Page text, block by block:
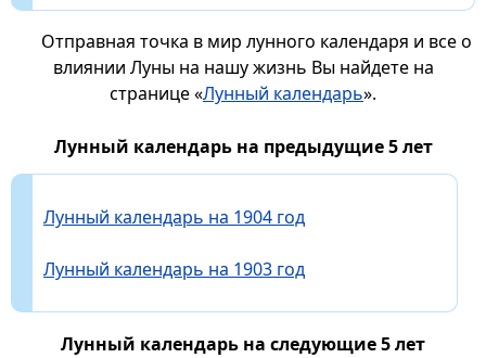
Отправная точка в мир лунного календаря и все о
влиянии Луны на нашу жизнь Вы найдете на
странице «Лунный календарь».
Лунный календарь на предыдущие 5 лет
Лунный календарь на 1904 год
Лунный календарь на 1903 год
Лунный календарь на следующие 5 лет